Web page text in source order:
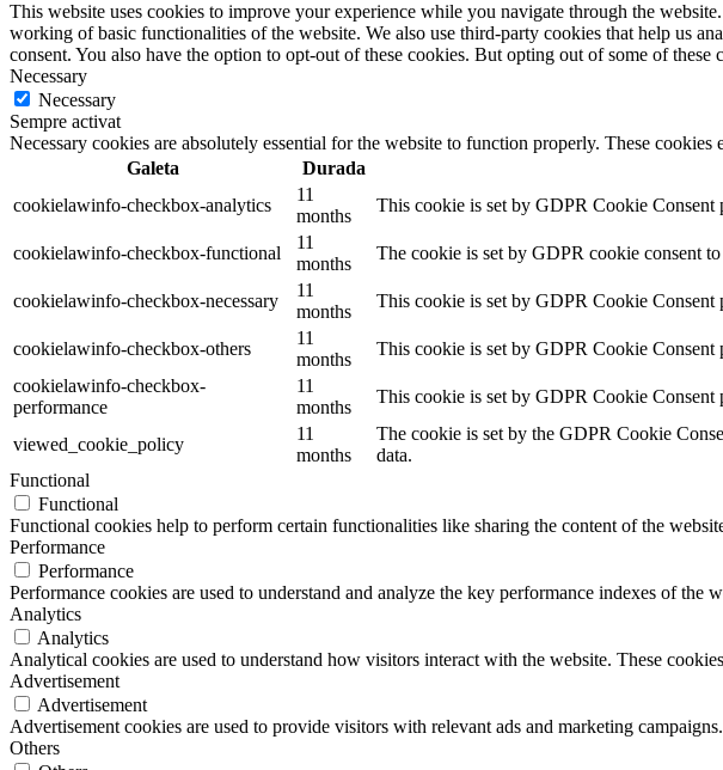
This website uses cookies to improve your experience while you navigate through the
working of basic functionalities of the website. We also use third-party cookies that help us
consent. You also have the option to opt-out of these cookies. But opting out of some of
Necessary
Necessary
Sempre activat
Necessary cookies are absolutely essential for the website to function properly. These
Galeta
Durada
cookielawinfo-checkbox-analytics
11
months
This cookie is set by GDPR Cookie Consent
cookielawinfo-checkbox-functional
11
months
The cookie is set by GDPR cookie consent
cookielawinfo-checkbox-necessary
11
months
This cookie is set by GDPR Cookie Consent
cookielawinfo-checkbox-others
11
months
This cookie is set by GDPR Cookie Consent
cookielawinfo-checkbox-
performance
11
months
This cookie is set by GDPR Cookie Consent
viewed_cookie_policy
11
months
The cookie is set by the GDPR Cookie
data.
Functional
Functional
Functional cookies help to perform certain functionalities like sharing the content of the
Performance
Performance
Performance cookies are used to understand and analyze the key performance indexes of
Analytics
Analytics
Analytical cookies are used to understand how visitors interact with the website. These
Advertisement
Advertisement
Advertisement cookies are used to provide visitors with relevant ads and marketing
Others